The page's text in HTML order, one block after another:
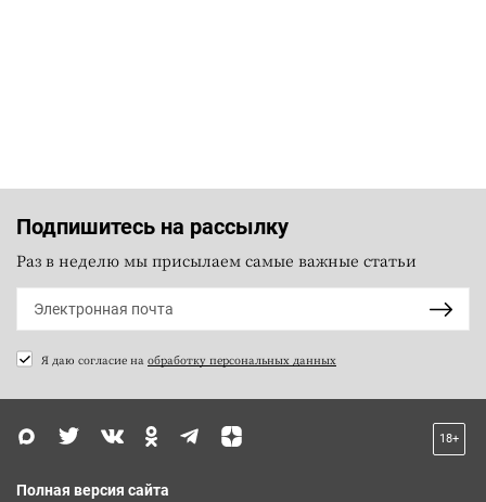
Подпишитесь на рассылку
Раз в неделю мы присылаем самые важные статьи
Я даю согласие на обработку персональных данных
18+
Полная версия сайта